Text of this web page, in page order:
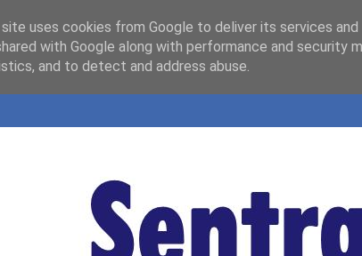
uses cookies from Google to deliver its services
with Google along with performance and security
and to detect and address abuse.